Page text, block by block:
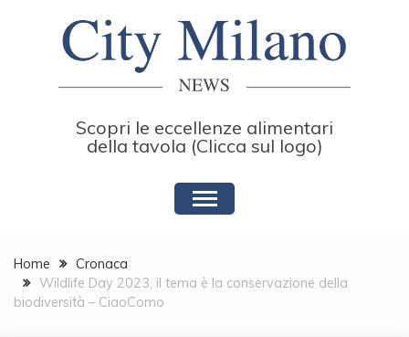
Scopri le eccellenze alimentari
della tavola (Clicca sul logo)
Home
Cronaca
Wildlife Day 2023, il tema è la conservazione della
biodiversità – CiaoComo